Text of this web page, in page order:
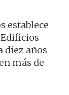
establece
diez años
más de